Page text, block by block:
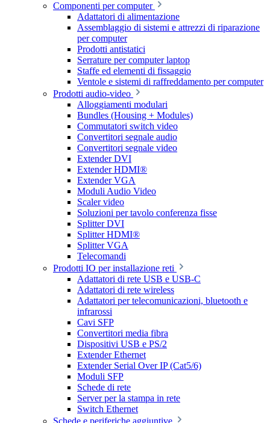
Componenti per computer
Adattatori di alimentazione
Assemblaggio di sistemi e attrezzi di riparazione
per computer
Prodotti antistatici
Serrature per computer laptop
Staffe ed elementi di fissaggio
Ventole e sistemi di raffreddamento per computer
Prodotti audio-video
Alloggiamenti modulari
Bundles (Housing + Modules)
Commutatori switch video
Convertitori segnale audio
Convertitori segnale video
Extender DVI
Extender HDMI®
Extender VGA
Moduli Audio Video
Scaler video
Soluzioni per tavolo conferenza fisse
Splitter DVI
Splitter HDMI®
Splitter VGA
Telecomandi
Prodotti IO per installazione reti
Adattatori di rete USB e USB-C
Adattatori di rete wireless
Adattatori per telecomunicazioni, bluetooth e
infrarossi
Cavi SFP
Convertitori media fibra
Dispositivi USB e PS/2
Extender Ethernet
Extender Serial Over IP (Cat5/6)
Moduli SFP
Schede di rete
Server per la stampa in rete
Switch Ethernet
Schede e periferiche aggiuntive